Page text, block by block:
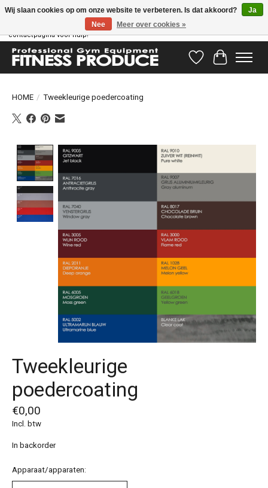
Vragen hebben? Ons supportteam staat klaar om u te helpen! Bezoek onze
contactpagina voor hulp!
Verlanglijst
HOME / Tweekleurige poedercoating
Product image slideshow Items
Tweekleurige
poedercoating
€0,00
Incl. btw
In backorder
Apparaat/apparaten:
Wij slaan cookies op om onze website te verbeteren. Is dat akkoord?
Ja
Nee
Meer over cookies »